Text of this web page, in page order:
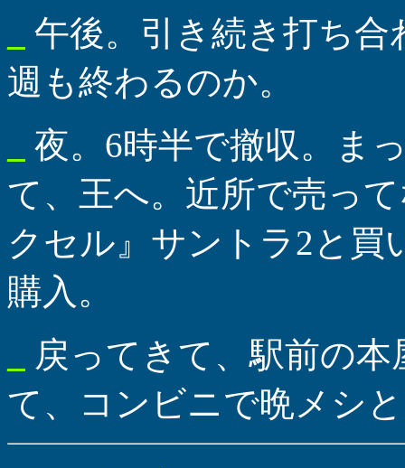
午後。引き続き打ち
週も終わるのか。
夜。6時半で撤収。ま
て、王へ。近所で売っ
クセル』サントラ2と買
購入。
戻ってきて、駅前の
て、コンビニで晩メシ